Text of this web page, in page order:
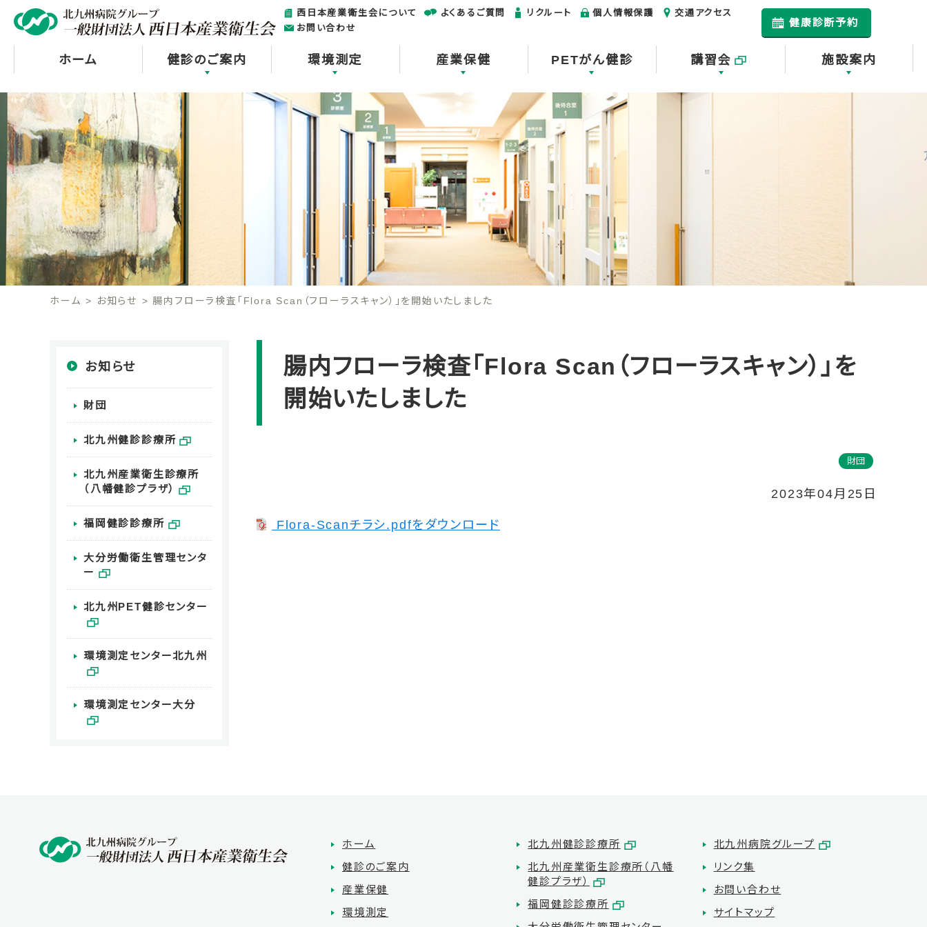
西日本産業衛生会について よくあるご質問 リクルート 個人情報保護
交通アクセス
お問い合わせ
健康診断予約
ホーム 健診のご案内 環境測定 産業保健 PETがん健診 講習会 施設案内
ホーム お知らせ 腸内フローラ検査「Flora Scan（フローラスキャン）」を開始いたしました
腸内フローラ検査「Flora Scan（フローラスキャン）」を
開始いたしました
財団
2023年04月25日
Flora-Scanチラシ.pdfをダウンロード
お知らせ
財団
北九州健診診療所
北九州産業衛生診療所
（八幡健診プラザ）
福岡健診診療所
大分労働衛生管理センタ
ー
北九州PET健診センター
環境測定センター北九州
環境測定センター大分
ホーム
健診のご案内
産業保健
環境測定
北九州健診診療所
北九州産業衛生診療所（八幡
健診プラザ）
福岡健診診療所
北九州病院グループ
リンク集
お問い合わせ
サイトマップ